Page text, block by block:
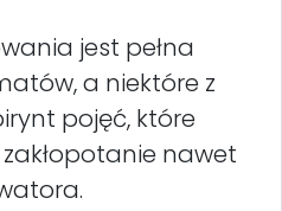
jest pełna
a niektóre z
pojęć, które
nawet